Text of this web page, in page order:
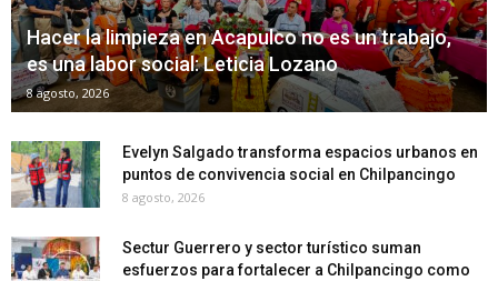
Hacer la limpieza en Acapulco no es un trabajo,
es una labor social: Leticia Lozano
8 agosto, 2026
Evelyn Salgado transforma espacios urbanos en
puntos de convivencia social en Chilpancingo
8 agosto, 2026
Sectur Guerrero y sector turístico suman
esfuerzos para fortalecer a Chilpancingo como